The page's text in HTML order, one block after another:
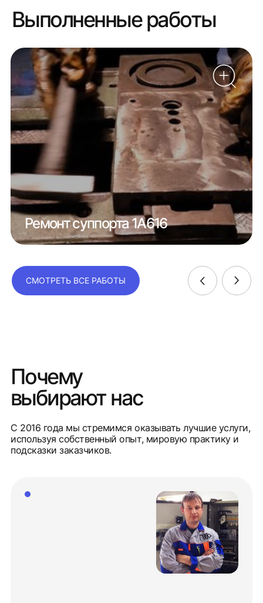
Выполненные работы
Ремонт суппорта 1А616
СМОТРЕТЬ ВСЕ РАБОТЫ
Почему
выбирают нас
С 2016 года мы стремимся оказывать лучшие услуги,
используя собственный опыт, мировую практику и
подсказки заказчиков.